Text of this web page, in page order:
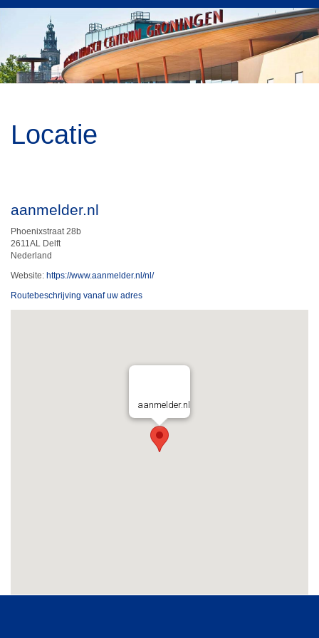
Locatie
aanmelder.nl
Phoenixstraat 28b
2611AL Delft
Nederland
Website: https://www.aanmelder.nl/nl/
Routebeschrijving vanaf uw adres
aanmelder.nl